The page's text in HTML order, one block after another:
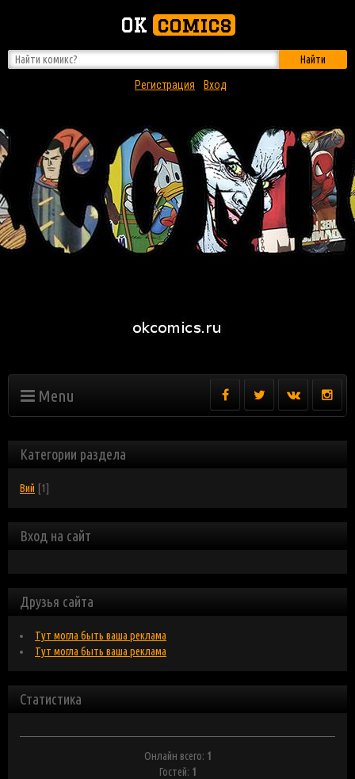
OK comics
Найти
Регистрация
Вход
Menu
Категории раздела
Вий [1]
Вход на сайт
Друзья сайта
Тут могла быть ваша реклама
Тут могла быть ваша реклама
Статистика
Онлайн всего: 1
Гостей: 1